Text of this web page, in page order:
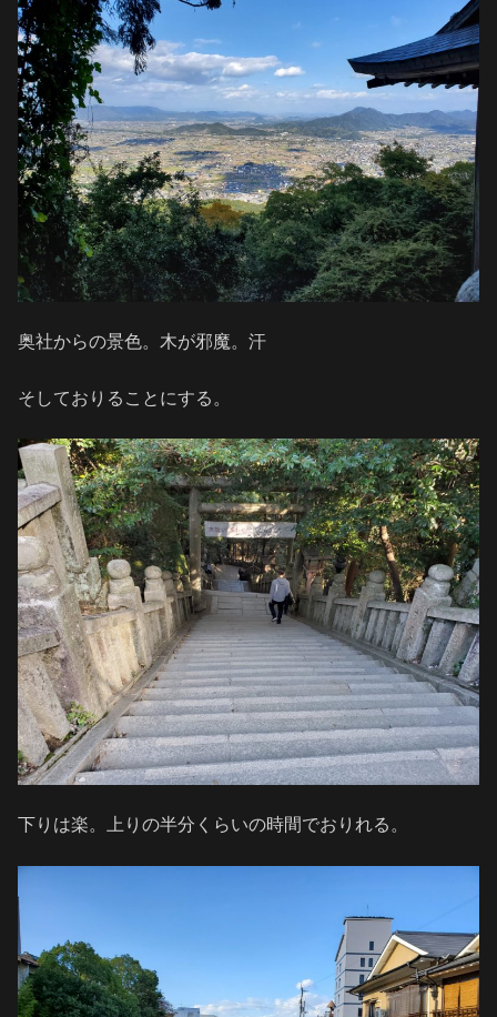
奥社からの景色。木が邪魔。汗
そしておりることにする。
下りは楽。上りの半分くらいの時間でおりれる。